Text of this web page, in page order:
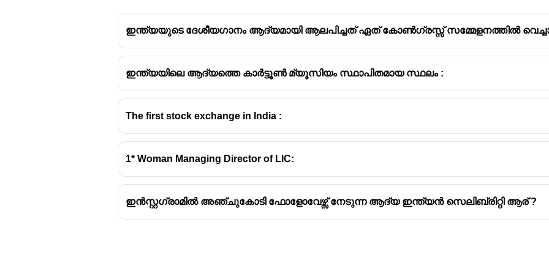
ഇന്ത്യയുടെ ദേശീയഗാനം ആദ്യമായി ആലപിച്ചത് ഏത് കോൺഗ്രസ്സ് സമ്മേളനത്തിൽ
ഇന്ത്യയിലെ ആദ്യത്തെ കാർട്ടൂൺ മ്യൂസിയം സ്ഥാപിതമായ സ്ഥലം :
The first stock exchange in India :
1* Woman Managing Director of LIC:
ഇൻസ്റ്റഗ്രാമിൽ അഞ്ചുകോടി ഫോളോവേഴ്സ് നേടുന്ന ആദ്യ ഇന്ത്യൻ സെലിബ്രിറ്റി ആര് ?